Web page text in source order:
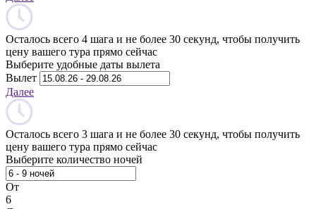
Осталось всего 4 шага и не более 30 секунд, чтобы получить
цену вашего тура прямо сейчас
Выберите удобные даты вылета
Вылет
Далее
Осталось всего 3 шага и не более 30 секунд, чтобы получить
цену вашего тура прямо сейчас
Выберите количество ночей
От
6